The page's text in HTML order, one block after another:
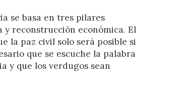
se basa en tres pilares
reconstrucción económica. El
la paz civil solo será posible si
que se escuche la palabra
y que los verdugos sean